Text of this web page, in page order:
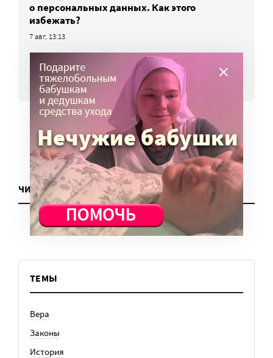
о персональных данных. Как этого
избежать?
7 авг, 13:13
ВСЕ НОВОСТИ
ЧИТАТЬ ЕЩЕ
ТЕМЫ
Вера
Законы
История